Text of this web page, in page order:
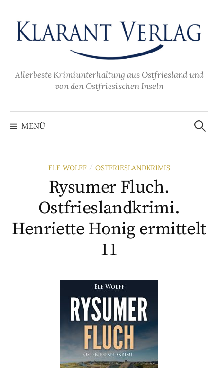
Inhalt
überspringen
Allerbeste Krimiunterhaltung aus Ostfriesland und
von den Ostfriesischen Inseln
MENÜ
Suche
nach:
ELE WOLFF / OSTFRIESLANDKRIMIS
Rysumer Fluch.
Ostfrieslandkrimi.
Henriette Honig ermittelt
11